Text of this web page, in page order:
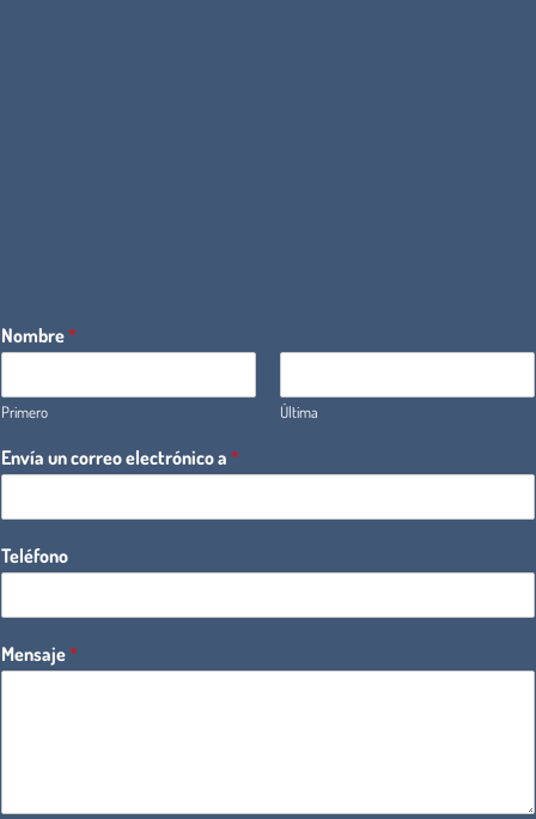
Nombre*
Primero Última
Envía un correo electrónico a *
Teléfono
Mensaje*